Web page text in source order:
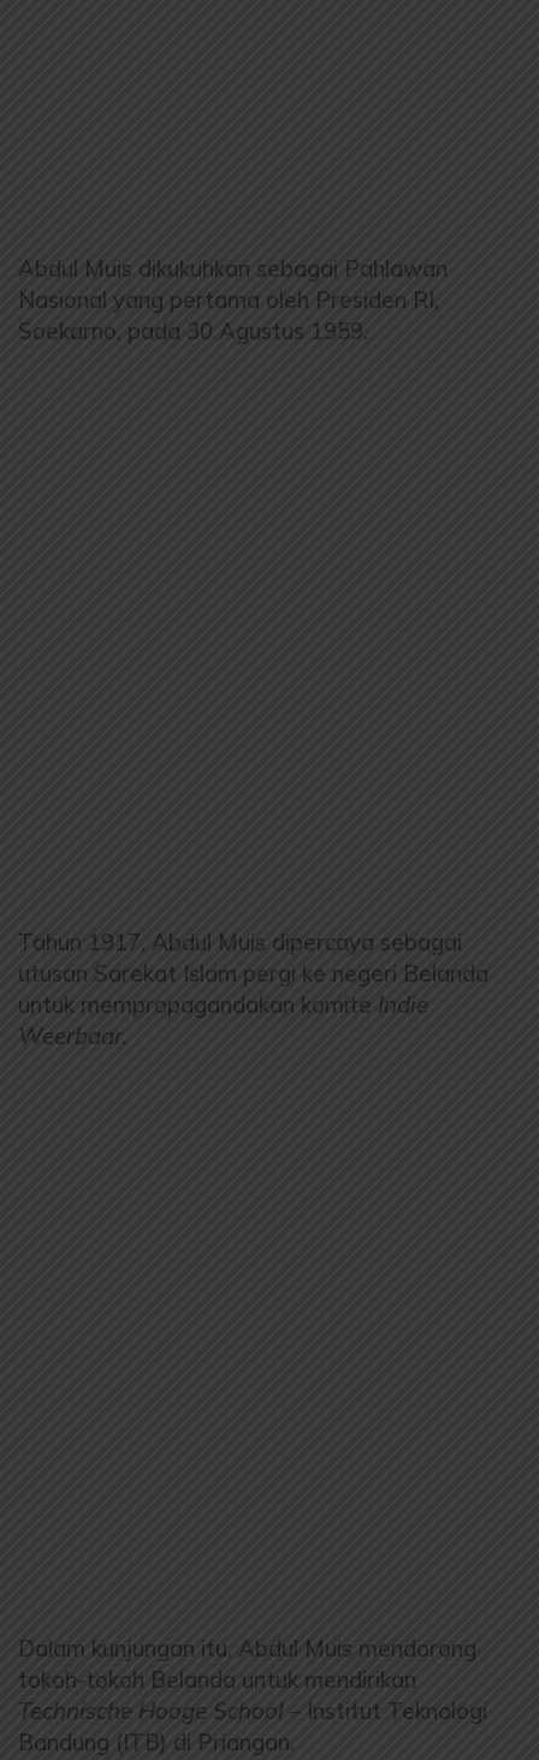
Abdul Muis dikukuhkan sebagai Pahlawan
Nasional yang pertama oleh Presiden RI,
Soekarno, pada 30 Agustus 1959.
Tahun 1917, Abdul Muis dipercaya sebagai
utusan Sarekat Islam pergi ke negeri Belanda
untuk mempropagandakan komite Indie
Weerbaar.
Dalam kunjungan itu, Abdul Muis mendorong
tokoh-tokoh Belanda untuk mendirikan
Technische Hooge School – Institut Teknologi
Bandung (ITB) di Priangan.